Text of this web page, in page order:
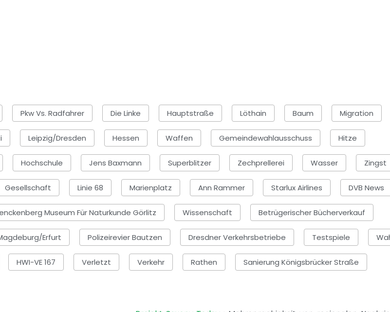
Pkw Vs. Radfahrer Die Linke Hauptstraße Löthain Baum Migration
Leipzig/Dresden Hessen Waffen Gemeindewahlausschuss Hitze
Hochschule Jens Baxmann Superblitzer Zechprellerei Wasser Zingst
Gesellschaft Linie 68 Marienplatz Ann Rammer Starlux Airlines DVB News
Museum Für Naturkunde Görlitz Wissenschaft Betrügerischer Bücherverkauf
Erfurt Polizeirevier Bautzen Dresdner Verkehrsbetriebe Testspiele
HWI-VE 167 Verletzt Verkehr Rathen Sanierung Königsbrücker Straße